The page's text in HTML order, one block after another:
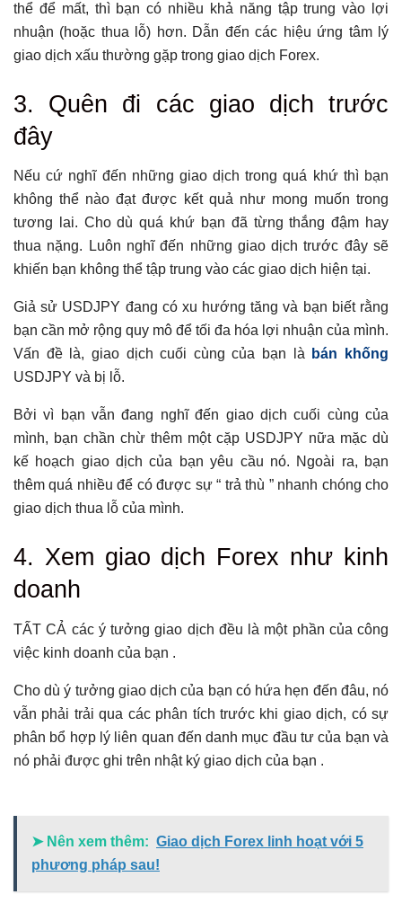
thể để mất, thì bạn có nhiều khả năng tập trung vào lợi
nhuận (hoặc thua lỗ) hơn. Dẫn đến các hiệu ứng tâm lý
giao dịch xấu thường gặp trong giao dịch Forex.
3. Quên đi các giao dịch trước
đây
Nếu cứ nghĩ đến những giao dịch trong quá khứ thì bạn
không thể nào đạt được kết quả như mong muốn trong
tương lai. Cho dù quá khứ bạn đã từng thắng đậm hay
thua nặng. Luôn nghĩ đến những giao dịch trước đây sẽ
khiến bạn không thể tập trung vào các giao dịch hiện tại.
Giả sử USDJPY đang có xu hướng tăng và bạn biết rằng
bạn cần mở rộng quy mô để tối đa hóa lợi nhuận của mình.
Vấn đề là, giao dịch cuối cùng của bạn là bán khống
USDJPY và bị lỗ.
Bởi vì bạn vẫn đang nghĩ đến giao dịch cuối cùng của
mình, bạn chần chừ thêm một cặp USDJPY nữa mặc dù
kế hoạch giao dịch của bạn yêu cầu nó. Ngoài ra, bạn
thêm quá nhiều để có được sự “ trả thù ” nhanh chóng cho
giao dịch thua lỗ của mình.
4. Xem giao dịch Forex như kinh
doanh
TẤT CẢ các ý tưởng giao dịch đều là một phần của công
việc kinh doanh của bạn .
Cho dù ý tưởng giao dịch của bạn có hứa hẹn đến đâu, nó
vẫn phải trải qua các phân tích trước khi giao dịch, có sự
phân bổ hợp lý liên quan đến danh mục đầu tư của bạn và
nó phải được ghi trên nhật ký giao dịch của bạn .
➤ Nên xem thêm: Giao dịch Forex linh hoạt với 5
phương pháp sau!